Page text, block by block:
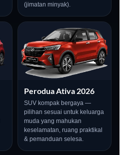
(jimatan minyak).
Perodua Ativa 2026
SUV kompak bergaya —
pilihan sesuai untuk keluarga
muda yang mahukan
keselamatan, ruang praktikal
& pemanduan selesa.